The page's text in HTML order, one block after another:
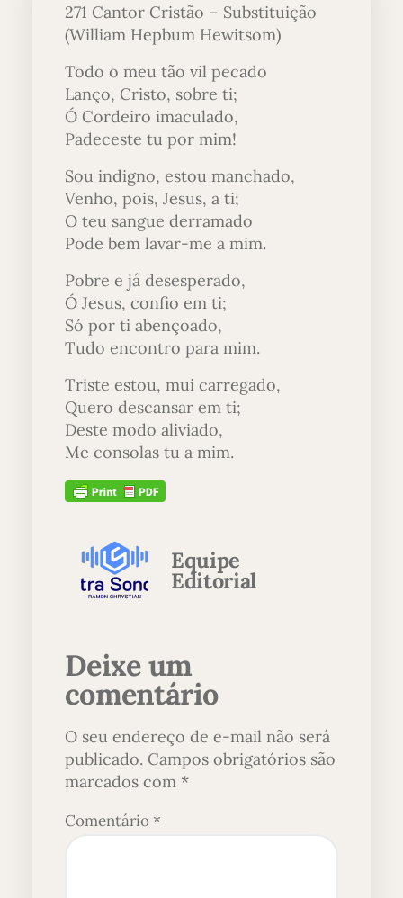
271 Cantor Cristão – Substituição
(William Hepbum Hewitsom)
Todo o meu tão vil pecado
Lanço, Cristo, sobre ti;
Ó Cordeiro imaculado,
Padeceste tu por mim!
Sou indigno, estou manchado,
Venho, pois, Jesus, a ti;
O teu sangue derramado
Pode bem lavar-me a mim.
Pobre e já desesperado,
Ó Jesus, confio em ti;
Só por ti abençoado,
Tudo encontro para mim.
Triste estou, mui carregado,
Quero descansar em ti;
Deste modo aliviado,
Me consolas tu a mim.
Equipe
Editorial
Deixe um
comentário
O seu endereço de e-mail não será
publicado. Campos obrigatórios são
marcados com *
Comentário*